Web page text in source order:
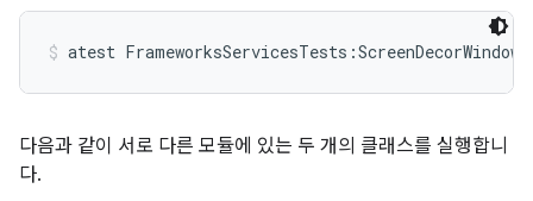
atest
다음과 같이 서로 다른 모듈에 있는 두 개의 클래스를 실행합니
다.